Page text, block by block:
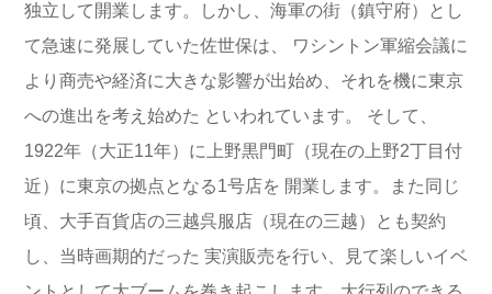
独立して開業します。しかし、海軍の街（鎮守府）とし
て急速に発展していた佐世保は、
ワシントン軍縮会議に
より商売や経済に大きな影響が出始め、それを機に東京
への進出を考え始めた といわれています。
そして、
1922年（大正11年）に上野黒門町（現在の上野2丁目付
近）に東京の拠点となる1号店を 開業します。また同じ
頃、大手百貨店の三越呉服店（現在の三越）とも契約
し、当時画期的だった 実演販売を行い、見て楽しいイベ